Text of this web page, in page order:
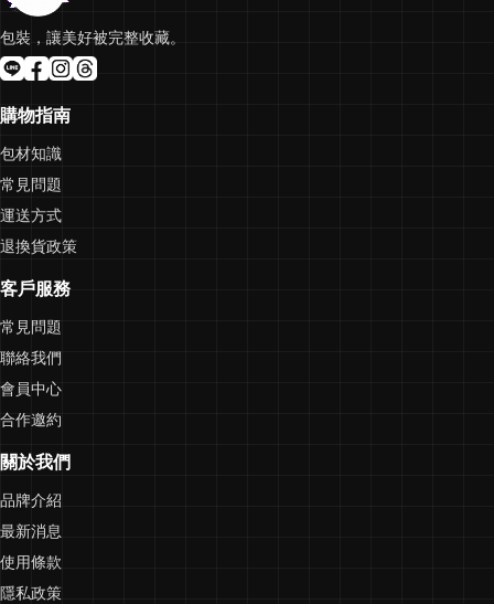
包裝，讓美好被完整收藏。
購物指南
包材知識
常見問題
運送方式
退換貨政策
客戶服務
常見問題
聯絡我們
會員中心
合作邀約
關於我們
品牌介紹
最新消息
使用條款
隱私政策